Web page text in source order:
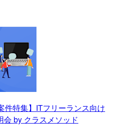
件特集】ITフリーランス向け
会 by クラスメソッド